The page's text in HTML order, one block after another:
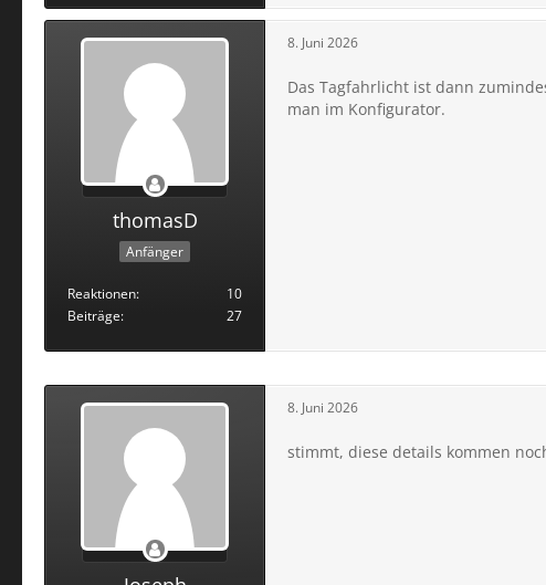
thomasD
Anfänger
Reaktionen
10
Beiträge
27
8. Juni 2026
Das Tagfahrlicht ist dann
man im Konfigurator.
8. Juni 2026
stimmt, diese details kommen